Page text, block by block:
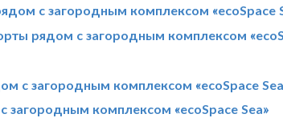
с загородным комплексом «ecoSpace
рядом с загородным комплексом
с загородным комплексом «ecoSpace
загородным комплексом «ecoSpace Sea»